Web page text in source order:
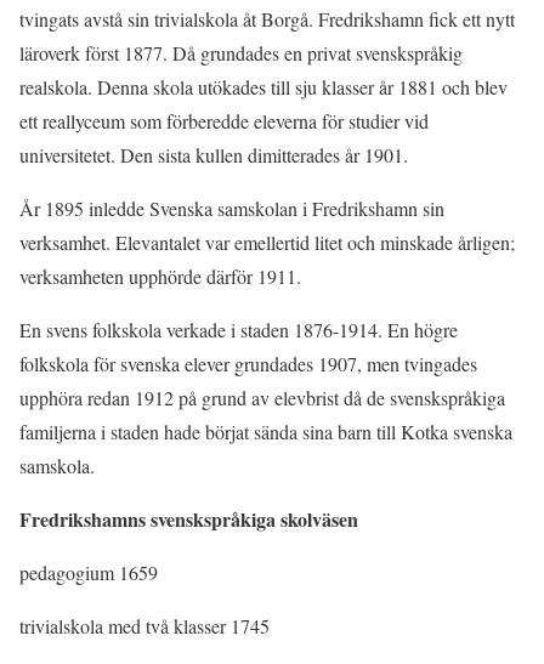
tvingats avstå sin trivialskola åt Borgå. Fredrikshamn fick ett nytt
läroverk först 1877. Då grundades en privat svenskspråkig
realskola. Denna skola utökades till sju klasser år 1881 och blev
ett reallyceum som förberedde eleverna för studier vid
universitetet. Den sista kullen dimitterades år 1901.
År 1895 inledde Svenska samskolan i Fredrikshamn sin
verksamhet. Elevantalet var emellertid litet och minskade årligen;
verksamheten upphörde därför 1911.
En svens folkskola verkade i staden 1876-1914. En högre
folkskola för svenska elever grundades 1907, men tvingades
upphöra redan 1912 på grund av elevbrist då de svenskspråkiga
familjerna i staden hade börjat sända sina barn till Kotka svenska
samskola.
Fredrikshamns svenskspråkiga skolväsen
pedagogium 1659
trivialskola med två klasser 1745